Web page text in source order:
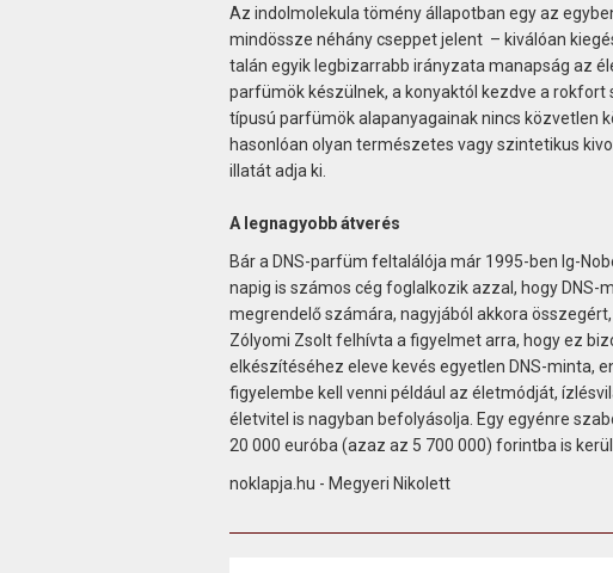
Az indolmolekula tömény állapotban egy az
mindössze néhány cseppet jelent – kiválóan
talán egyik legbizarrabb irányzata manapság az
parfümök készülnek, a konyaktól kezdve a
típusú parfümök alapanyagainak nincs közvetlen
hasonlóan olyan természetes vagy szintetikus
illatát adja ki.
A legnagyobb átverés
Bár a DNS-parfüm feltalálója már 1995-ben Ig-
napig is számos cég foglalkozik azzal, hogy
megrendelő számára, nagyjából akkora
Zólyomi Zsolt felhívta a figyelmet arra, hogy ez
elkészítéséhez eleve kevés egyetlen DNS-minta,
figyelembe kell venni például az életmódját,
életvitel is nagyban befolyásolja. Egy egyénre
20 000 euróba (azaz az 5 700 000) forintba is
noklapja.hu - Megyeri Nikolett